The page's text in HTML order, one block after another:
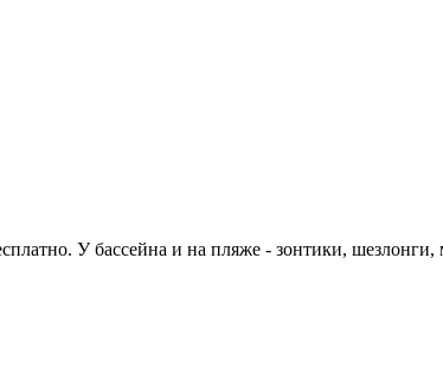
У бассейна и на пляже - зонтики,